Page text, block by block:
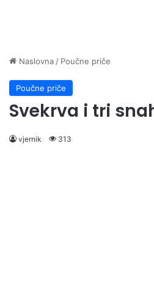
Naslovna / Poučne priče
Poučne priče
Svekrva i tri
vjernik 313